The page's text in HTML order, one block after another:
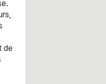
de